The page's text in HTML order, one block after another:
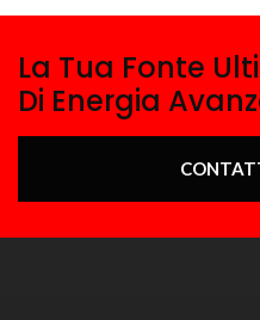
La Tua Fonte
Di Energia